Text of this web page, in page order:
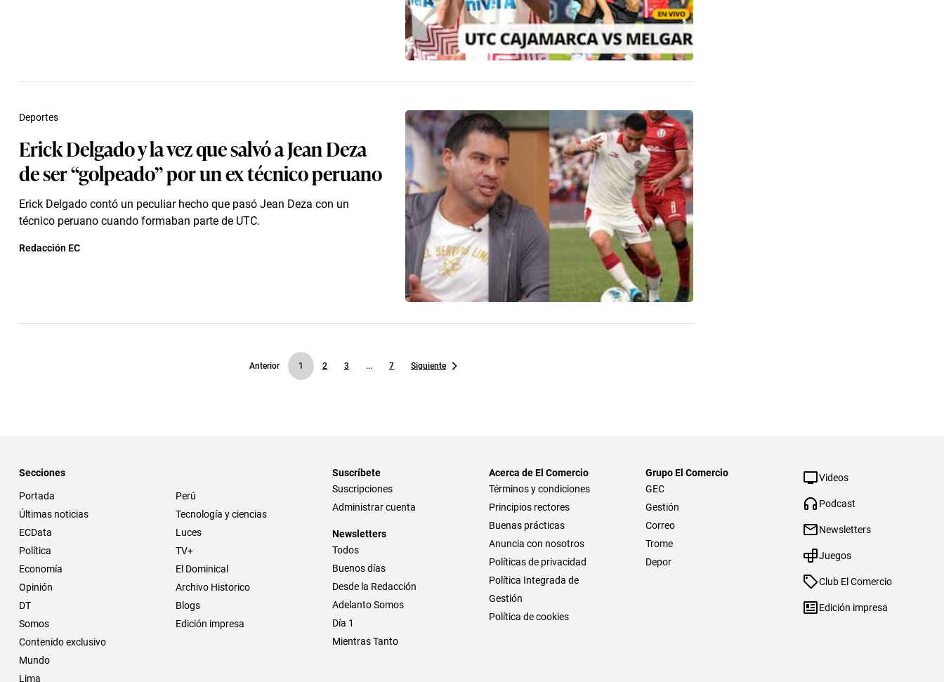
Erick Delgado y la vez que salvó a Jean Deza
de ser “golpeado” por un ex técnico peruano
Erick Delgado contó un peculiar hecho que pasó Jean Deza con un
técnico peruano cuando formaban parte de UTC.
Deportes
Redacción EC
Anterior 1 2 3 ... 7 Siguiente
Secciones
Portada
Últimas noticias
ECData
Política
Economía
Opinión
DT
Somos
Contenido exclusivo
Mundo
Lima
Perú
Tecnología y ciencias
Luces
TV+
El Dominical
Archivo Historico
Blogs
Edición impresa
Suscríbete
Suscripciones
Administrar cuenta
Newsletters
Todos
Buenos días
Desde la Redacción
Adelanto Somos
Día 1
Mientras Tanto
Acerca de El Comercio
Términos y condiciones
Principios rectores
Buenas prácticas
Anuncia con nosotros
Políticas de privacidad
Política Integrada de
Gestión
Política de cookies
Grupo El Comercio
GEC
Gestión
Correo
Trome
Depor
Videos
Podcast
Newsletters
Juegos
Club El Comercio
Edición impresa